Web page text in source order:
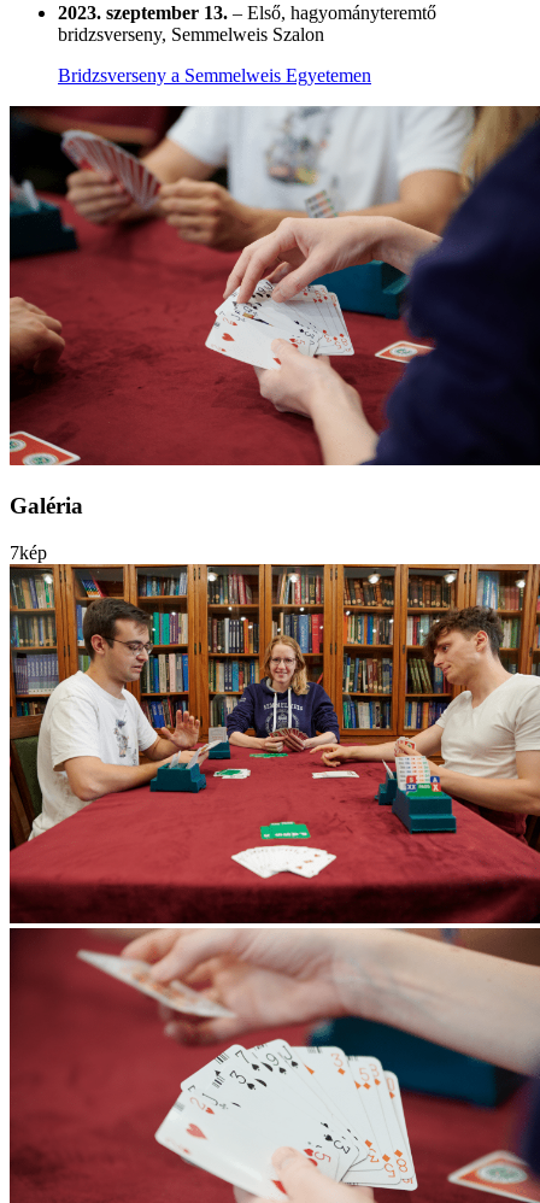
2023. szeptember 13. – Első, hagyományteremtő
bridzsverseny, Semmelweis Szalon
Bridzsverseny a Semmelweis Egyetemen
Galéria
7kép